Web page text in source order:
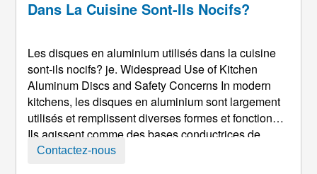
Dans La Cuisine Sont-Ils Nocifs?
Les disques en aluminium utilisés dans la cuisine
sont-ils nocifs? je.Widespread Use of Kitchen
Aluminum Discs and Safety Concerns In modern
kitchens, les disques en aluminium sont largement
utilisés et remplissent diverses formes et fonctions.
Ils agissent comme des bases conductrices de
chaleur pour les ustensiles de cuisine en
Contactez-nous